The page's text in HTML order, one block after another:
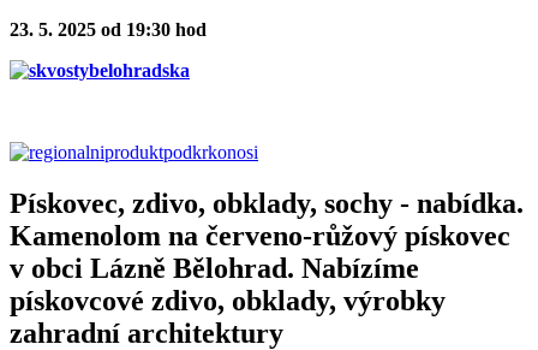
23. 5. 2025 od 19:30 hod
Pískovec, zdivo, obklady, sochy - nabídka.
Kamenolom na červeno-růžový pískovec
v obci Lázně Bělohrad. Nabízíme
pískovcové zdivo, obklady, výrobky
zahradní architektury